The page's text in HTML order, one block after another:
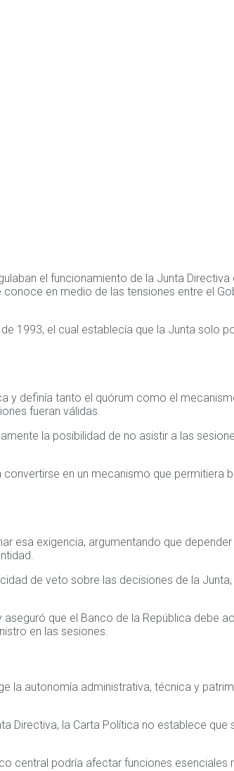
el funcionamiento de la Junta
en medio de las tensiones entre el
1993, el cual establecía que la Junta solo
y definía tanto el quórum como el
fueran válidas.
la posibilidad de no asistir a las
en un mecanismo que permitiera
esa exigencia, argumentando que
de veto sobre las decisiones de la
que el Banco de la República debe
en las sesiones.
la autonomía administrativa, técnica y
Directiva, la Carta Política no establece
central podría afectar funciones